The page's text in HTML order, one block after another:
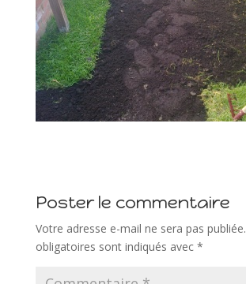
Poster le commentaire
Votre adresse e-mail ne sera pas publiée.
obligatoires sont indiqués avec *